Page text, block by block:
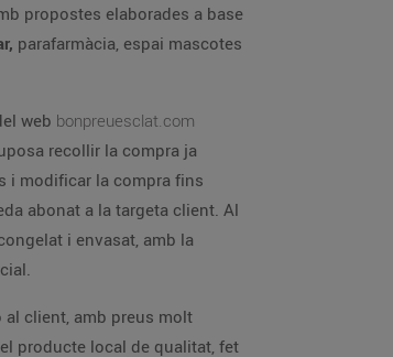
propostes elaborades a base
parafarmàcia, espai mascotes
web bonpreuesclat.com
recollir la compra ja
i modificar la compra fins
abonat a la targeta client. Al
i envasat, amb la
al client, amb preus molt
producte local de qualitat, fet